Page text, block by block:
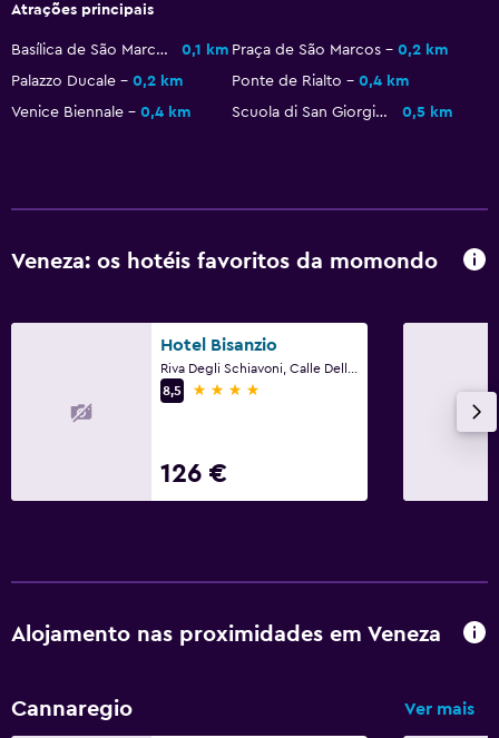
Atrações principais
Basílica de São Marcos 0,1 km Praça de São Marcos
0,2 km
Palazzo Ducale
0,2 km Ponte de Rialto
0,4 km
Venice Biennale
0,4 km Scuola di San Giorgio degli Schiavoni 0,5 km
Veneza: os hotéis favoritos da momondo
Hotel Bisanzio
8,5
4 estrelas
126 €
Alojamento nas proximidades em Veneza
Cannaregio Ver mais